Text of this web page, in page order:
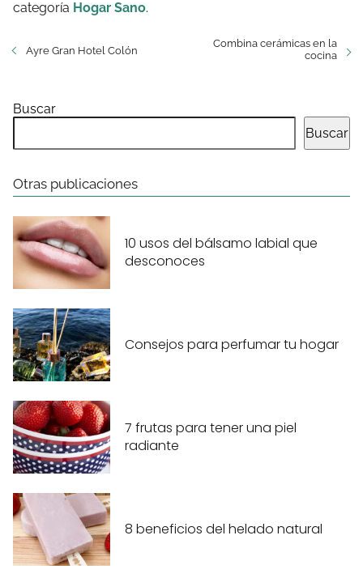
categoría Hogar Sano.
Ayre Gran Hotel Colón
Combina cerámicas en la
cocina
Buscar
Buscar
Otras publicaciones
10 usos del bálsamo labial que
desconoces
Consejos para perfumar tu hogar
7 frutas para tener una piel
radiante
8 beneficios del helado natural